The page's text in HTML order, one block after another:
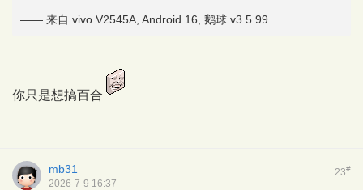
—— 来自 vivo V2545A, Android 16, 鹅球 v3.5.99 ...
你只是想搞百合
23#
mb31
2026-7-9 16:37